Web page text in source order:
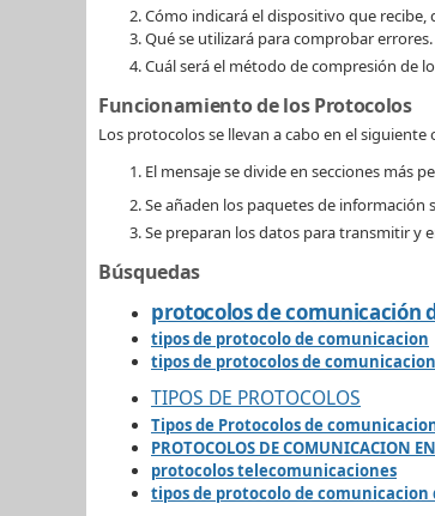
Cómo indicará el dispositivo que recibe,
Qué se utilizará para comprobar errores.
Cuál será el método de compresión de
Funcionamiento de los Protocolos
Los protocolos se llevan a cabo en el siguiente
El mensaje se divide en secciones más
Se añaden los paquetes de
Se preparan los datos para transmitir y
Búsquedas
protocolos de comunicación
tipos de protocolo de comunicacion
tipos de protocolos de
TIPOS DE PROTOCOLOS
Tipos de Protocolos de
PROTOCOLOS DE COMUNICACION
protocolos telecomunicaciones
tipos de protocolo de comunicacion